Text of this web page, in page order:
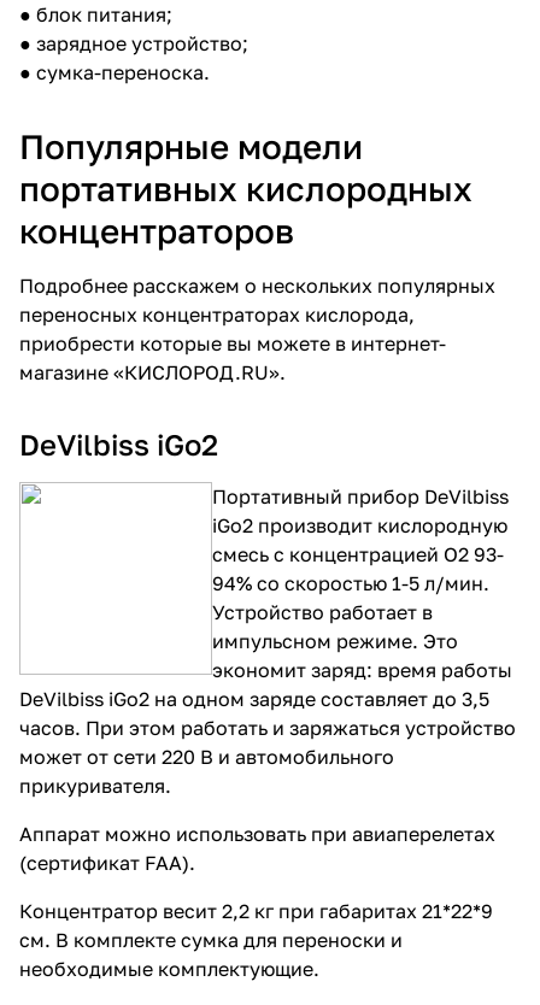
● блок питания;
● зарядное устройство;
● сумка-переноска.
Популярные модели
портативных кислородных
концентраторов
Подробнее расскажем о нескольких популярных
переносных концентраторах кислорода,
приобрести которые вы можете в интернет-
магазине «КИСЛОРОД.RU».
DeVilbiss iGo2
Портативный прибор DeVilbiss
iGo2 производит кислородную
смесь с концентрацией O2 93-
94% со скоростью 1-5 л/мин.
Устройство работает в
импульсном режиме. Это
экономит заряд: время работы
DeVilbiss iGo2 на одном заряде составляет до 3,5
часов. При этом работать и заряжаться устройство
может от сети 220 В и автомобильного
прикуривателя.
Аппарат можно использовать при авиаперелетах
(сертификат FAA).
Концентратор весит 2,2 кг при габаритах 21*22*9
см. В комплекте сумка для переноски и
необходимые комплектующие.